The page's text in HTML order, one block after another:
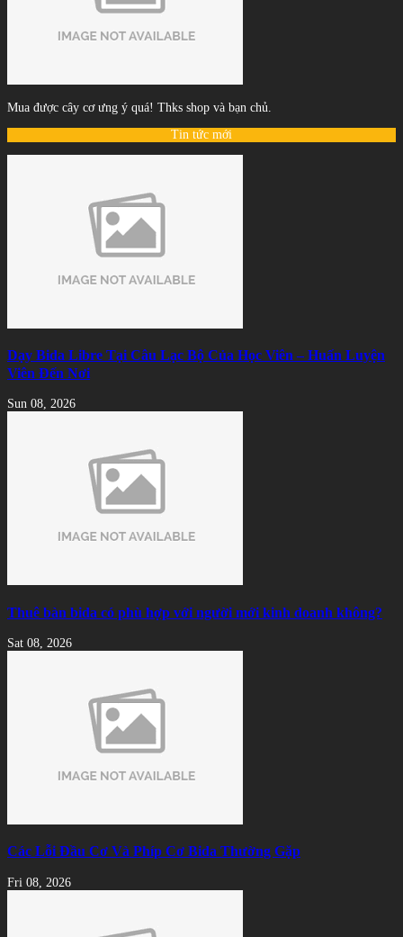
Mua được cây cơ ưng ý quá! Thks shop và bạn chủ.
Tin tức mới
Dạy Bida Libre Tại Câu Lạc Bộ Của Học Viên – Huấn Luyện
Viên Đến Nơi
Sun 08, 2026
Thuê bàn bida có phù hợp với người mới kinh doanh không?
Sat 08, 2026
Các Lỗi Đầu Cơ Và Phíp Cơ Bida Thường Gặp
Fri 08, 2026